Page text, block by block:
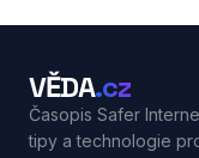
VĚDA.cz
Časopis Safer
tipy a technologie